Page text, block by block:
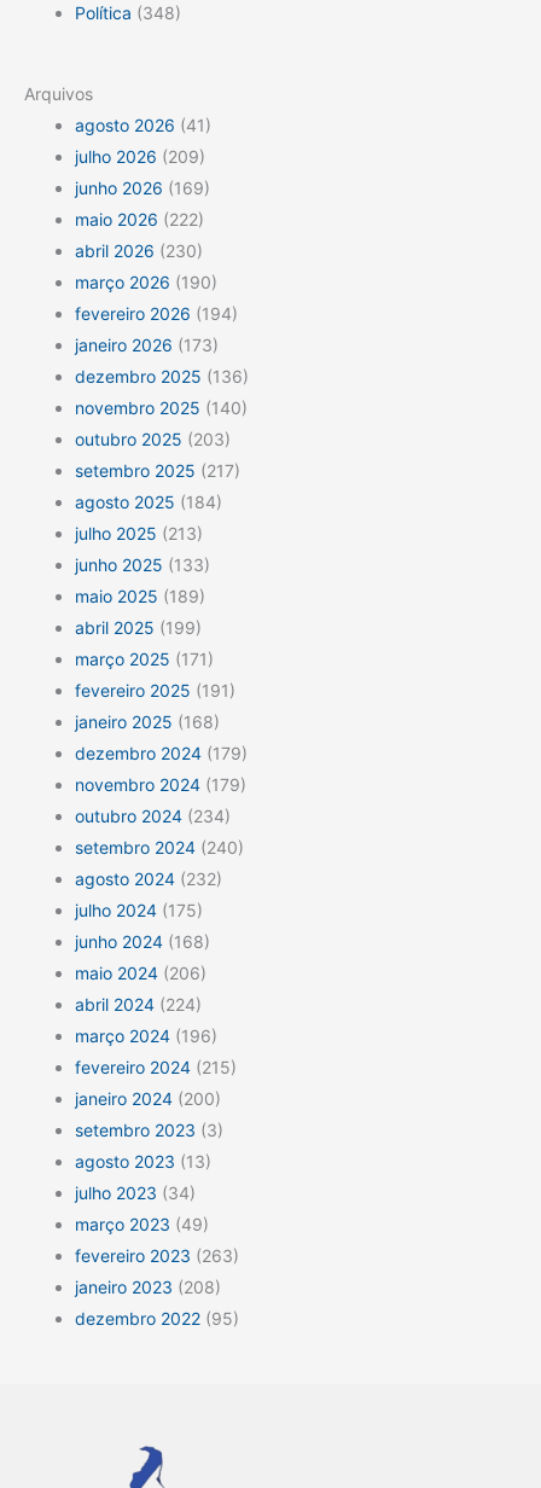
Política (348)
Arquivos
agosto 2026 (41)
julho 2026 (209)
junho 2026 (169)
maio 2026 (222)
abril 2026 (230)
março 2026 (190)
fevereiro 2026 (194)
janeiro 2026 (173)
dezembro 2025 (136)
novembro 2025 (140)
outubro 2025 (203)
setembro 2025 (217)
agosto 2025 (184)
julho 2025 (213)
junho 2025 (133)
maio 2025 (189)
abril 2025 (199)
março 2025 (171)
fevereiro 2025 (191)
janeiro 2025 (168)
dezembro 2024 (179)
novembro 2024 (179)
outubro 2024 (234)
setembro 2024 (240)
agosto 2024 (232)
julho 2024 (175)
junho 2024 (168)
maio 2024 (206)
abril 2024 (224)
março 2024 (196)
fevereiro 2024 (215)
janeiro 2024 (200)
setembro 2023 (3)
agosto 2023 (13)
julho 2023 (34)
março 2023 (49)
fevereiro 2023 (263)
janeiro 2023 (208)
dezembro 2022 (95)